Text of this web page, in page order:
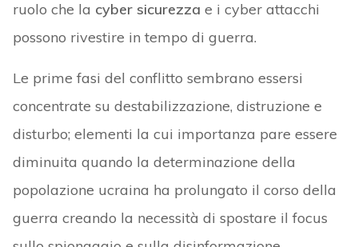
ruolo che la cyber sicurezza e i cyber attacchi
possono rivestire in tempo di guerra.
Le prime fasi del conflitto sembrano essersi
concentrate su destabilizzazione, distruzione e
disturbo; elementi la cui importanza pare essere
diminuita quando la determinazione della
popolazione ucraina ha prolungato il corso della
guerra creando la necessità di spostare il focus